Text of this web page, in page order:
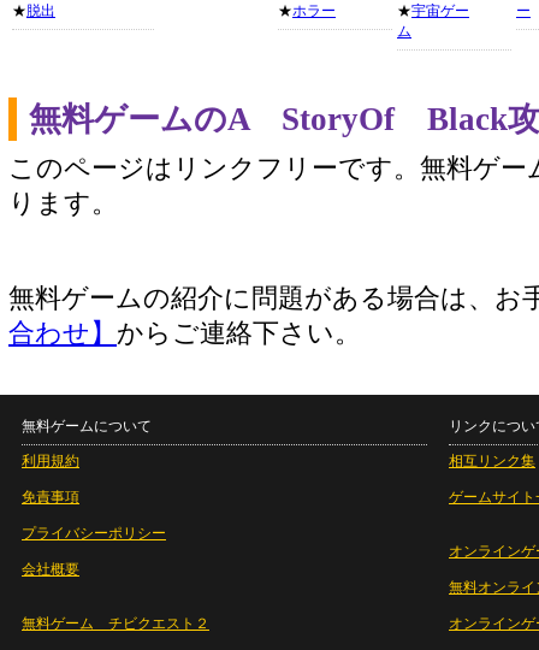
★ 脱出 ★ホラー ★宇宙ゲー
ム
ー
無料ゲームのA StoryOf Black攻
このページはリンクフリーです。無料ゲー
ります。
無料ゲームの紹介に問題がある場合は、お
合わせ】 からご連絡下さい。
無料ゲームについて
利用規約
免責事項
プライバシーポリシー
会社概要
無料ゲーム チビクエスト２
リンクについ
相互リンク集
ゲームサイト
オンラインゲ
無料オンライ
オンライン